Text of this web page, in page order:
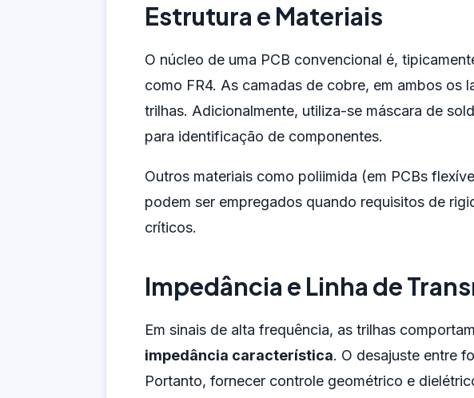
Estrutura e Materiais
O núcleo de uma PCB convencional é,
como FR4. As camadas de cobre, em ambos os
trilhas. Adicionalmente, utiliza-se máscara de
para identificação de componentes.
Outros materiais como poliimida (em PCBs
podem ser empregados quando requisitos de
críticos.
Impedância e Linha de
Em sinais de alta frequência, as trilhas
impedância característica. O desajuste entre
Portanto, fornecer controle geométrico e